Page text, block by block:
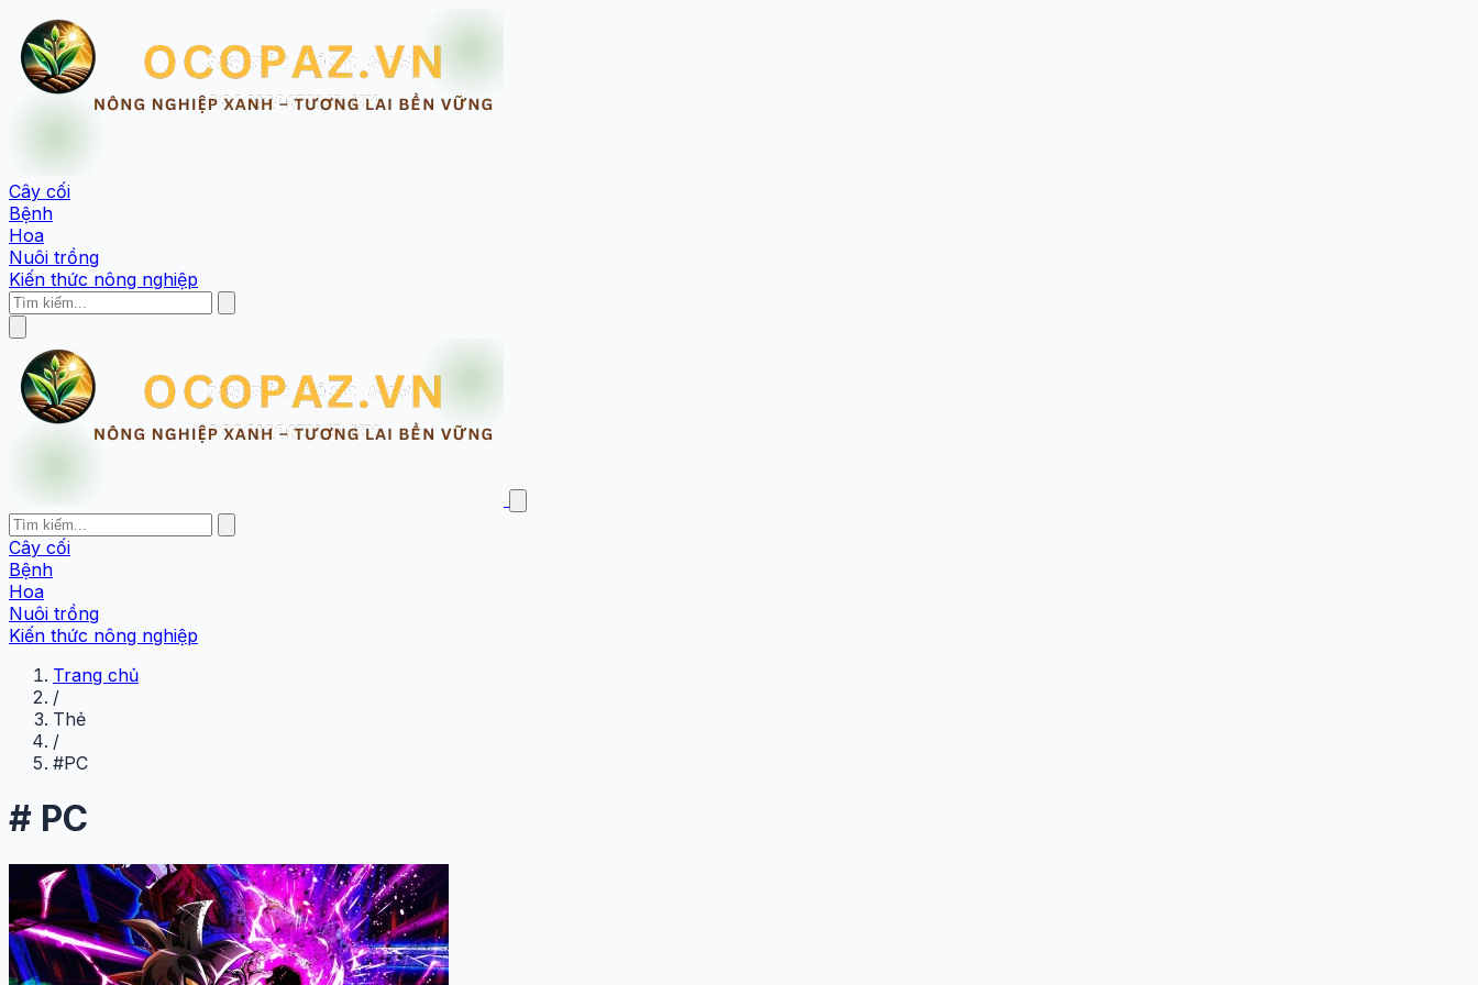
Cây cối
Bệnh
Hoa
Nuôi trồng
Kiến thức nông nghiệp
Cây cối
Bệnh
Hoa
Nuôi trồng
Kiến thức nông nghiệp
Trang chủ
/
Thẻ
/
#PC
# PC